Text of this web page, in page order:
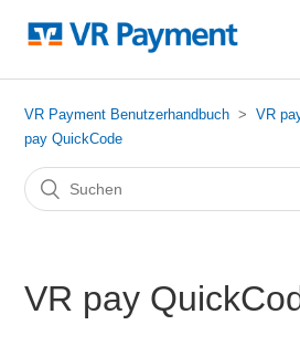
VR Payment Benutzerhandbuch VR
pay QuickCode
VR pay